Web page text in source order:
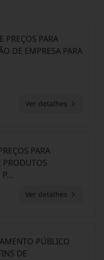
PREÇOS PARA
DE EMPRESA PARA
Ver detalhes
PARA
PRODUTOS
...
Ver detalhes
PÚBLICO
DE